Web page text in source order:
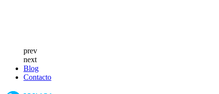
prev
next
Blog
Contacto